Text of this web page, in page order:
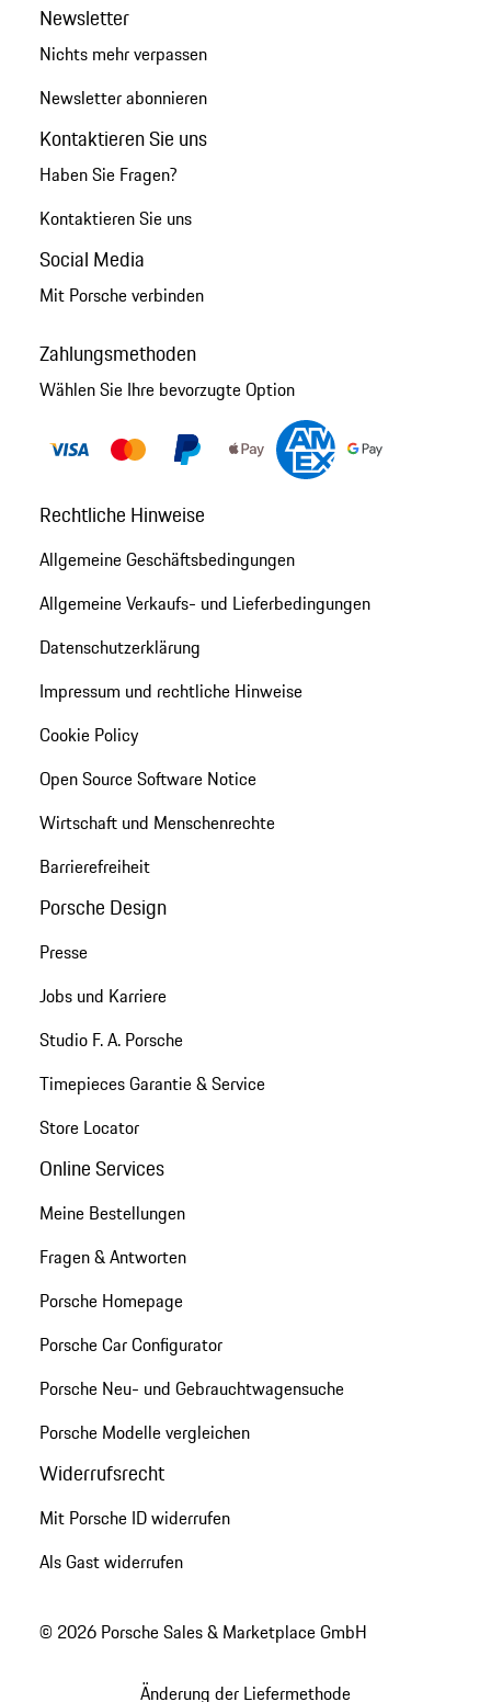
Newsletter
Nichts mehr verpassen
Newsletter abonnieren
Kontaktieren Sie uns
Haben Sie Fragen?
Kontaktieren Sie uns
Social Media
Mit Porsche verbinden
Zahlungsmethoden
Wählen Sie Ihre bevorzugte Option
Rechtliche Hinweise
Allgemeine Geschäftsbedingungen
Allgemeine Verkaufs- und Lieferbedingungen
Datenschutzerklärung
Impressum und rechtliche Hinweise
Cookie Policy
Open Source Software Notice
Wirtschaft und Menschenrechte
Barrierefreiheit
Porsche Design
Presse
Jobs und Karriere
Studio F. A. Porsche
Timepieces Garantie & Service
Store Locator
Online Services
Meine Bestellungen
Fragen & Antworten
Porsche Homepage
Porsche Car Configurator
Porsche Neu- und Gebrauchtwagensuche
Porsche Modelle vergleichen
Widerrufsrecht
Mit Porsche ID widerrufen
Als Gast widerrufen
© 2026 Porsche Sales & Marketplace GmbH
Änderung der Liefermethode